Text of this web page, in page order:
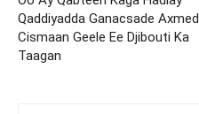
Qaddiyadda Ganacsade Axmed
Cismaan Geele Ee Djibouti Ka
Taagan